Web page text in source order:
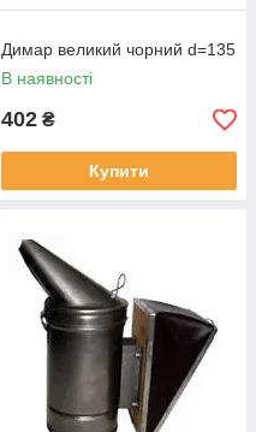
Димар великий чорний d=135
В наявності
402 ₴
Купити